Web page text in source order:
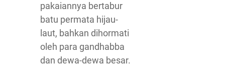
pakaiannya bertabur
batu permata hijau-
laut, bahkan dihormati
oleh para gandhabba
dan dewa-dewa besar.